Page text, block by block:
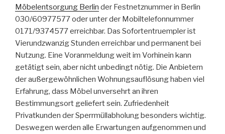
Möbelentsorgung Berlin der Festnetznummer in Berlin
030/60977577 oder unter der Mobiltelefonnummer
0171/9374577 erreichbar. Das Sofortentruempler ist
Vierundzwanzig Stunden erreichbar und permanent bei
Nutzung. Eine Voranmeldung weit im Vorhinein kann
getätigt sein, aber nicht unbedingt nötig. Die Anbietern
der außergewöhnlichen Wohnungsauflösung haben viel
Erfahrung, dass Möbel unversehrt an ihren
Bestimmungsort geliefert sein. Zufriedenheit
Privatkunden der Sperrmüllabholung besonders wichtig.
Deswegen werden alle Erwartungen aufgenommen und